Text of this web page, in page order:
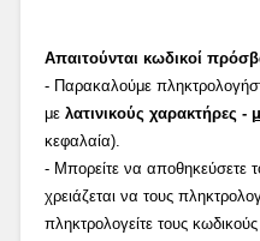
Απαιτούνται κωδικοί
- Παρακαλούμε
με λατινικούς χαρακτήρες -
κεφαλαία).
- Μπορείτε να αποθηκεύσετε
χρειάζεται να τους
πληκτρολογείτε τους